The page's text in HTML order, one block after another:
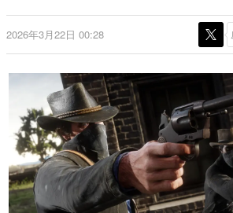
ゲーム世代の作家たち
ゲームに多大な影響を受けた作家
画です。
日本モバイルゲーム産業史
日本のモバイルゲーム史における
ルを網羅するほか、開発者へのイ
解説を掲載。約20年の歴史が一望
若ゲのいたり〜ゲームクリ
『うつヌケ』『ペンと箸』等で知
一先生によるゲーム業界レポート
2026年3月22日 00:28